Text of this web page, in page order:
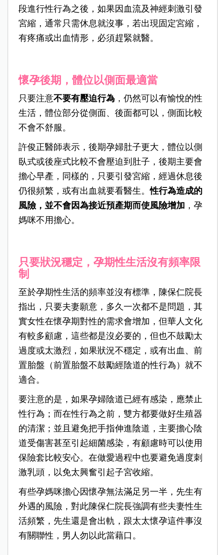
段進行性行為之後，如果因血流及神經刺激引發
宮縮，通常只需休息就沒事，若出現固定宮縮，
有疼痛或出血情形，必須趕緊就醫。
懷孕後期，體位以側面最適當
只要注意不要有壓迫行為，仍然可以有愉悅的性
生活，體位部分從側面、後面都可以，側面比較
不會不舒服。
許俊正醫師表示，後期孕婦肚子更大，體位以側
臥式或後座式比較不會壓迫到肚子，後期主要會
擔心早產，同樣的，只要引發宮縮，經過休息後
仍很頻繁，或有出血就要看醫生。性行為造成的
風險，並不會因為接近預產期而使風險增加 ，孕
媽咪不用擔心。
只要狀況穩定，孕期性生活沒有頻率限
制
至於孕期性生活的頻率並沒有標準，陳保仁院長
指出，只要夫妻願意，多久一次都不是問題，其
實女性在懷孕期對性的需求會增加，但華人文化
有較多顧慮，這些都是沒必要的，但也不鼓勵太
過度或太激烈，如果狀況不穩定，或有出血、前
置胎盤（前置胎盤不鼓勵經陰道的性行為）就不
適合。
要注意的是，如果孕婦陰道已經有感染，應禁止
性行為；而在性行為之前，雙方都要做好生殖器
的清潔；並且避免把手指伸進陰道，主要擔心陰
道受傷害甚至引起細菌感染，有顧慮時可以使用
保險套比較安心。在做愛過程中也要避免過度刺
激乳頭，以免太興奮引起子宮收縮。
有些孕媽咪擔心因懷孕無法滿足另一半，先生有
外遇的風險，對此陳保仁院長強調有些夫妻性生
活頻繁，先生還是會出軌，跟太太懷孕這件事沒
有關聯性，男人勿以此當藉口。